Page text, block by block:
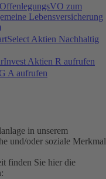
zum
Lebensversicherung
Aktien Nachhaltig
Aktien R aufrufen
A aufrufen
in unserem
und/oder soziale
finden Sie hier die